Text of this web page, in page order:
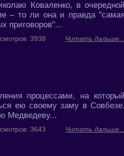
Коваленко, в очередной
– то ли она и правда "самая
приговоров"...
Читать дальше...
3938
процессами, на который
ею своему заму в Совбезе.
Медведеву...
Читать дальше...
3643